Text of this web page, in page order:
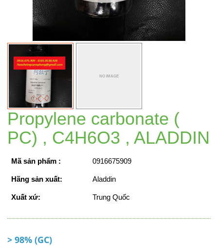
Propylene carbonate (
PC) , C4H6O3 , ALADDIN
Mã sản phẩm : 0916675909
Hãng sản xuất: Aladdin
Xuất xứ: Trung Quốc
> 98% (GC)